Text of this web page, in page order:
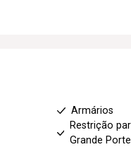
Armários
Restrição
Grande Porte